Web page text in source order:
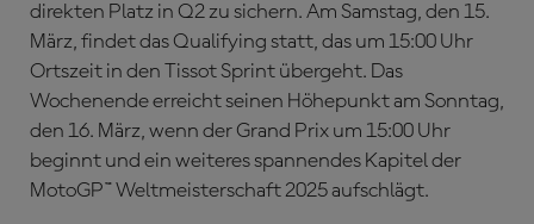
direkten Platz in Q2 zu sichern. Am Samstag, den 15.
März, findet das Qualifying statt, das um 15:00 Uhr
Ortszeit in den Tissot Sprint übergeht. Das
Wochenende erreicht seinen Höhepunkt am Sonntag,
den 16. März, wenn der Grand Prix um 15:00 Uhr
beginnt und ein weiteres spannendes Kapitel der
MotoGP™ Weltmeisterschaft 2025 aufschlägt.